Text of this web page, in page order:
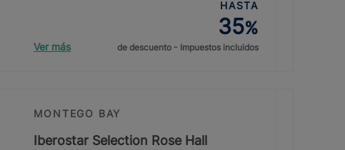
Ver más
HASTA
35%
de descuento - Impuestos incluidos
MONTEGO BAY
Iberostar Selection Rose Hall